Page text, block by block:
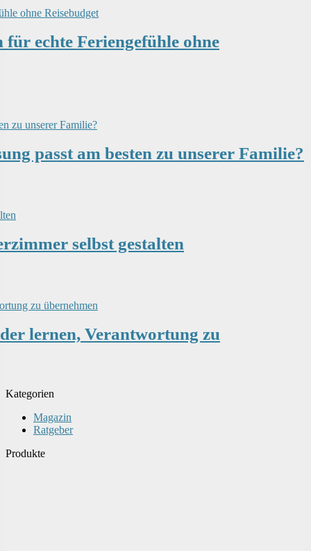
echte Feriengefühle ohne
passt am besten zu unserer Familie?
selbst gestalten
lernen, Verantwortung zu
Kategorien
Magazin
Ratgeber
Produkte